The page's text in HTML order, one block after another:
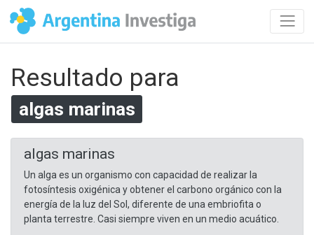
Resultado para
algas marinas
algas marinas
Un alga es un organismo con capacidad de realizar la
fotosíntesis oxigénica y obtener el carbono orgánico con la
energía de la luz del Sol, diferente de una embriofita o
planta terrestre. Casi siempre viven en un medio acuático.